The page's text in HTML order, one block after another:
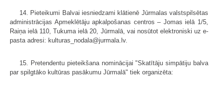
14. Pieteikumi Balvai iesniedzami klātienē Jūrmalas valstspilsētas
administrācijas Apmeklētāju apkalpošanas centros – Jomas ielā 1/5,
Raiņa ielā 110, Tukuma ielā 20, Jūrmalā, vai nosūtot elektroniski uz e-
pasta adresi: kulturas_nodala@jurmala.lv.
15. Pretendentu pieteikšana nominācijai "Skatītāju simpātiju balva
par spilgtāko kultūras pasākumu Jūrmalā" tiek organizēta: